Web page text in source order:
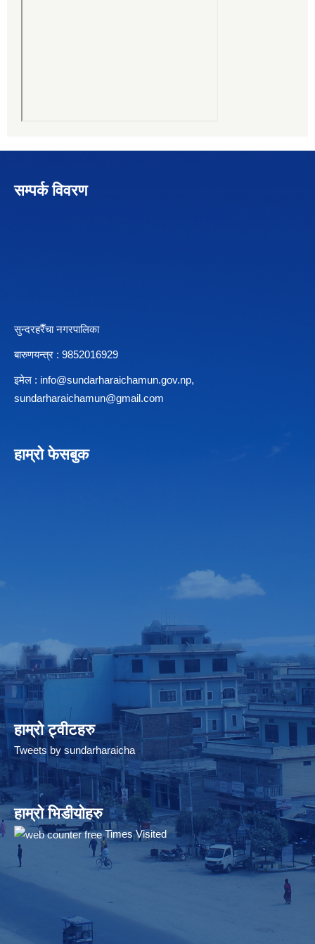
सम्पर्क विवरण
सुन्दरहरैँचा नगरपालिका
बारुणयन्त्र : 9852016929
इमेल : info@sundarharaichamun.gov.np,
sundarharaichamun@gmail.com
हाम्रो फेसबुक
हाम्रो ट्वीटहरु
Tweets by sundarharaicha
हाम्रो भिडीयोहरु
Times Visited